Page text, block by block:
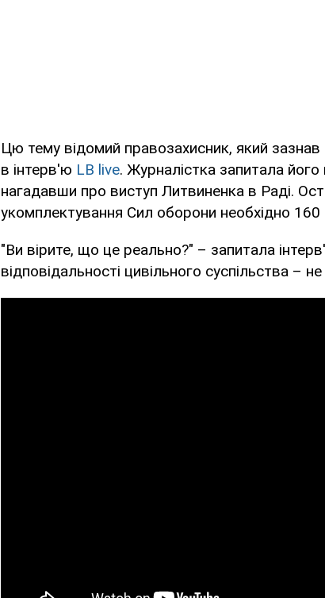
Цю тему відомий правозахисник, який
в інтерв'ю LB live. Журналістка запитала його
нагадавши про виступ Литвиненка в Раді.
укомплектування Сил оборони необхідно 160
"Ви вірите, що це реально?" – запитала
відповідальності цивільного суспільства –